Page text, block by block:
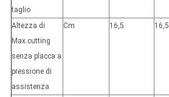
taglio
Altezza di
Max.cutting
senza placca a
pressione di
assistenza
Cm 16,5 16,5